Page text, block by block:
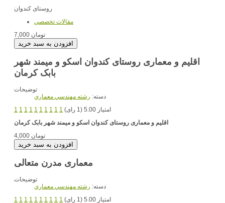
مقالات تخصصي
7,000 تومان
اقلیم و معماری روستای کندوان اسکو و میمند شهر
بابک کرمان
توضیحات
دسته: رشته مهندسي معماري
1 1 1 1 1 1 1 1 1 1
امتیاز 5.00 (1 رای)
4,000 تومان
معماری مدرن متعالی
توضیحات
دسته: رشته مهندسي معماري
1 1 1 1 1 1 1 1 1 1
امتیاز 5.00 (1 رای)